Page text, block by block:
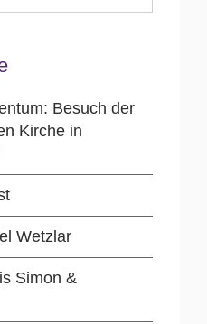
Besuch der
Kirche in
Wetzlar
Simon &